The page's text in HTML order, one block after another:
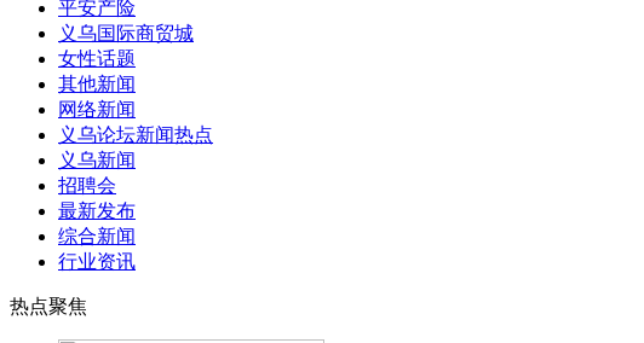
平安产险
义乌国际商贸城
女性话题
其他新闻
网络新闻
义乌论坛新闻热点
义乌新闻
招聘会
最新发布
综合新闻
行业资讯
热点聚焦